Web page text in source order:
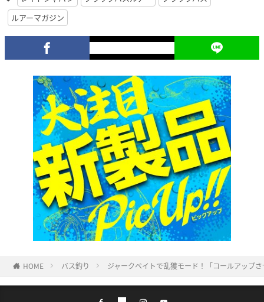
ルアーマガジン
HOME バス釣り ジャークベイトで乱獲モード！「コールアップ